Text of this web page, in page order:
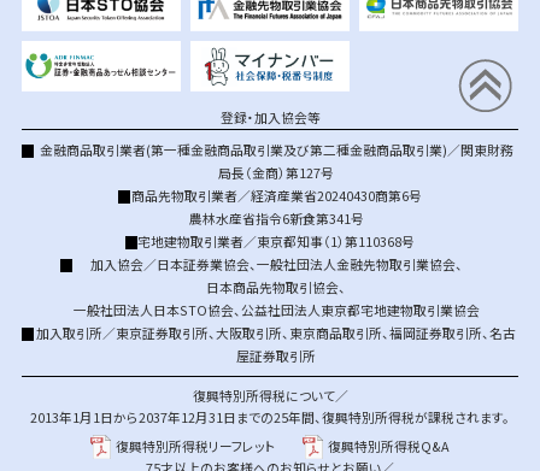
登録・加入協会等
金融商品取引業者(第一種金融商品取引業及び第二種金融商品取引業)／関東財務
局長（金商）第127号
商品先物取引業者／経済産業省20240430商第6号
農林水産省指令6新食第341号
宅地建物取引業者／東京都知事（1）第110368号
加入協会／日本証券業協会、一般社団法人金融先物取引業協会、
日本商品先物取引協会、
一般社団法人日本STO協会、公益社団法人東京都宅地建物取引業協会
加入取引所／東京証券取引所、大阪取引所、 東京商品取引所、福岡証券取引所、名古
屋証券取引所
復興特別所得税について／
2013年1月1日から2037年12月31日までの25年間、復興特別所得税が課税されます。
復興特別所得税リーフレット
復興特別所得税Q&A